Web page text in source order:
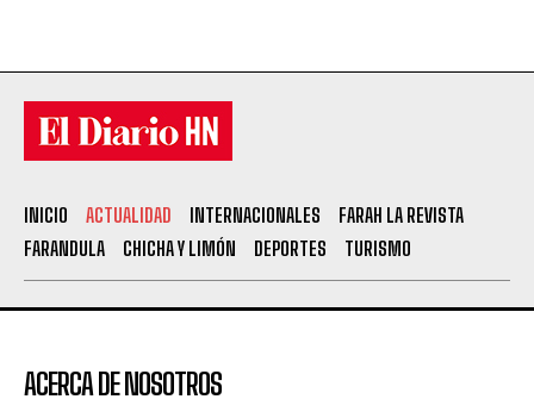
INICIO ACTUALIDAD INTERNACIONALES
FARAH LA REVISTA
FARANDULA
CHICHA Y LIMÓN DEPORTES TURISMO
ACERCA DE NOSOTROS